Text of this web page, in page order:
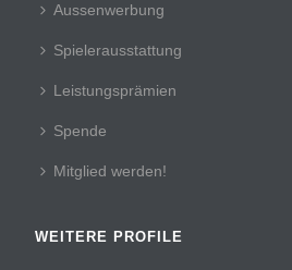
Aussenwerbung
Spielerausstattung
Leistungsprämien
Spende
Mitglied werden!
WEITERE PROFILE